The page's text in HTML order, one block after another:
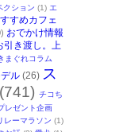
クション (1) エ
すめカフェ
おでかけ情報
引き渡し。上
まぐれコラム
ル (26) ス
(741) チコち
レゼント企画
レーマラソン (1)